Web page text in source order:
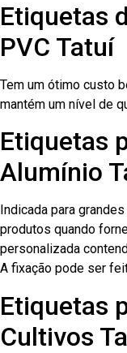
Etiquetas
PVC Tatuí
Tem um ótimo custo
mantém um nível de
Etiquetas
Alumínio
Indicada para
produtos quando
personalizada
A fixação pode ser
Etiquetas
Cultivos